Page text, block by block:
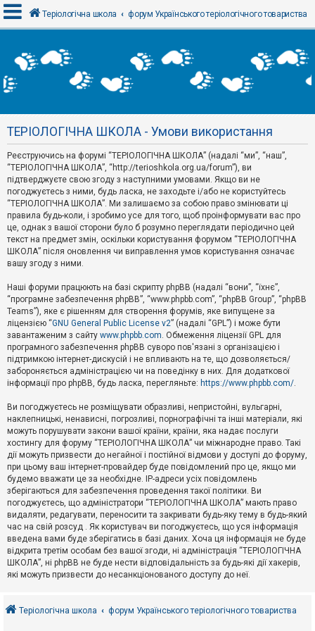
х
і
Р
є
с
т
р
а
ц
я
Т
м
и
б
е
з
в
і
д
п
о
в
д
й
А
к
т
и
в
н
т
е
м
и
о
Теріологічна школа форум Українського теріологічного товариства
ТЕРІОЛОГІЧНА ШКОЛА - Умови використання
Реєструючись на форумі “ТЕРІОЛОГІЧНА ШКОЛА” (надалі “ми”, “наш”,
“ТЕРІОЛОГІЧНА ШКОЛА”, “http://terioshkola.org.ua/forum”), ви
підтверджуєте свою згоду з наступними умовами. Якщо ви не
погоджуєтесь з ними, будь ласка, не заходьте і/або не користуйтесь
“ТЕРІОЛОГІЧНА ШКОЛА”. Ми залишаємо за собою право змінювати ці
правила будь-коли, і зробимо усе для того, щоб проінформувати вас про
це, однак з вашої сторони було б розумно переглядати періодично цей
текст на предмет змін, оскільки користування форумом “ТЕРІОЛОГІЧНА
ШКОЛА” після оновлення чи виправлення умов користування означає
вашу згоду з ними.
Наші форуми працюють на базі скрипту phpBB (надалі “вони”, “їхнє”,
“програмне забезпечення phpBB”, “www.phpbb.com”, “phpBB Group”, “phpBB
Teams”), яке є рішенням для створення форумів, яке випущене за
ліцензією “GNU General Public License v2” (надалі “GPL”) і може бути
завантаженим з сайту www.phpbb.com. Обмеження ліцензії GPL для
програмного забезпечення phpBB суворо пов'язані з організацією і
підтримкою інтернет-дискусій і не впливають на те, що дозволяється/
забороняється адміністрацією чи на поведінку в них. Для додаткової
інформації про phpBB, будь ласка, перегляньте: https://www.phpbb.com/.
Ви погоджуєтесь не розміщувати образливі, непристойні, вульгарні,
наклепницькі, ненависні, погрозливі, порнографічні та інші матеріали, які
можуть порушувати закони вашої країни, країни, яка надає послуги
хостингу для форуму “ТЕРІОЛОГІЧНА ШКОЛА” чи міжнародне право. Такі
дії можуть призвести до негайної і постійної відмови у доступі до форуму,
при цьому ваш інтернет-провайдер буде повідомлений про це, якщо ми
будемо вважати це за необхідне. IP-адреси усіх повідомлень
зберігаються для забезпечення проведення такої політики. Ви
погоджуєтесь, що адміністратори “ТЕРІОЛОГІЧНА ШКОЛА” мають право
видаляти, редагувати, переносити та закривати будь-яку тему в будь-який
час на свій розсуд . Як користувач ви погоджуєтесь, що уся інформація
введена вами буде зберігатись в базі даних. Хоча ця інформація не буде
відкрита третім особам без вашої згоди, ні адміністрація “ТЕРІОЛОГІЧНА
ШКОЛА”, ні phpBB не буде нести відповідальність за будь-які дії хакерів,
які можуть призвести до несанкціонованого доступу до неї.
Теріологічна школа форум Українського теріологічного товариства